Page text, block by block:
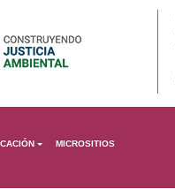
MICROSITIOS